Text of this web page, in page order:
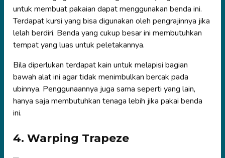
untuk membuat pakaian dapat menggunakan benda ini.
Terdapat kursi yang bisa digunakan oleh pengrajinnya jika
lelah berdiri. Benda yang cukup besar ini membutuhkan
tempat yang luas untuk peletakannya.
Bila diperlukan terdapat kain untuk melapisi bagian
bawah alat ini agar tidak menimbulkan bercak pada
ubinnya. Penggunaannya juga sama seperti yang lain,
hanya saja membutuhkan tenaga lebih jika pakai benda
ini.
4. Warping Trapeze